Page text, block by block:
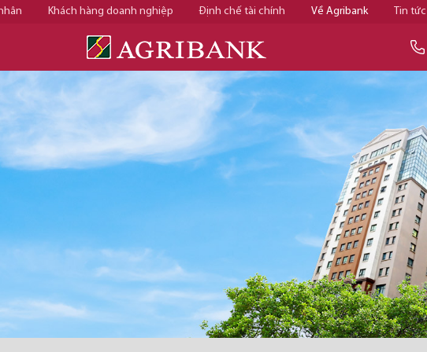
Khách hàng doanh nghiệp Định chế tài chính Về Agribank Tin tức